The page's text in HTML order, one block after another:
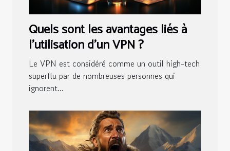
Quels sont les avantages liés à
l’utilisation d’un VPN ?
Le VPN est considéré comme un outil high-tech
superflu par de nombreuses personnes qui
ignorent...